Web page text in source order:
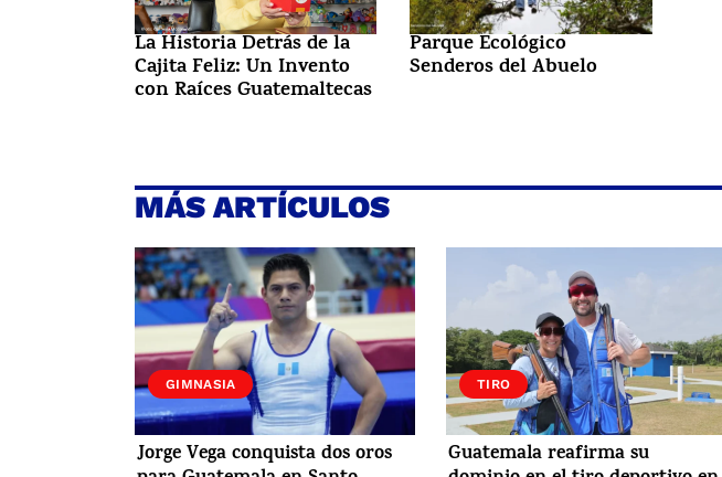
La Historia Detrás de la
Cajita Feliz: Un Invento
con Raíces Guatemaltecas
Parque Ecológico
Senderos del Abuelo
MÁS ARTÍCULOS
GIMNASIA
Jorge Vega conquista dos oros
TIRO
Guatemala reafirma su